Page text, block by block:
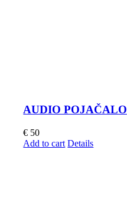
AUDIO POJAČALO
€ 50
Add to cart Details